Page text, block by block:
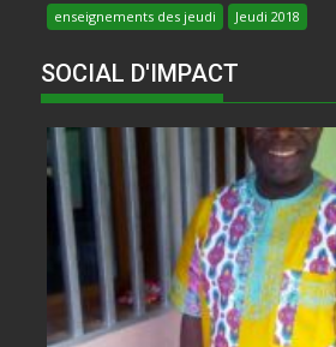
enseignements des jeudi Jeudi 2018
SOCIAL D'IMPACT